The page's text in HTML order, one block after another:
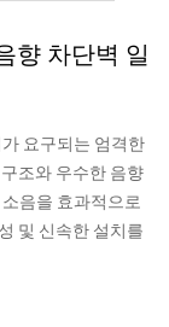
향 차단벽 일
요구되는 엄격한
조와 우수한 음향
음을 효과적으로
및 신속한 설치를